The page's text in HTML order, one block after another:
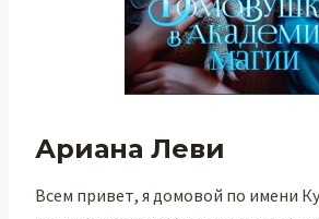
Ариана Леви
Всем привет, я домовой по имени